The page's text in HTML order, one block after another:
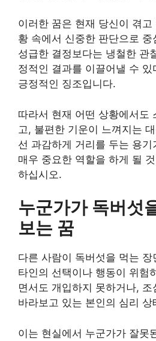
이러한 꿈은 현재 당신이 겪
황 속에서 신중한 판단으로
성급한 결정보다는 냉철한 관
정적인 결과를 이끌어낼 수
긍정적인 징조입니다.
따라서 현재 어떤 상황에서도
고, 불편한 기운이 느껴지는
선 과감하게 거리를 두는 용기
매우 중요한 역할을 하게 될
하십시오.
누군가가 독버섯
보는 꿈
다른 사람이 독버섯을 먹는
타인의 선택이나 행동이 위험
면서도 개입하지 못하거나,
바라보고 있는 본인의 심리 상
이는 현실에서 누군가가 잘못